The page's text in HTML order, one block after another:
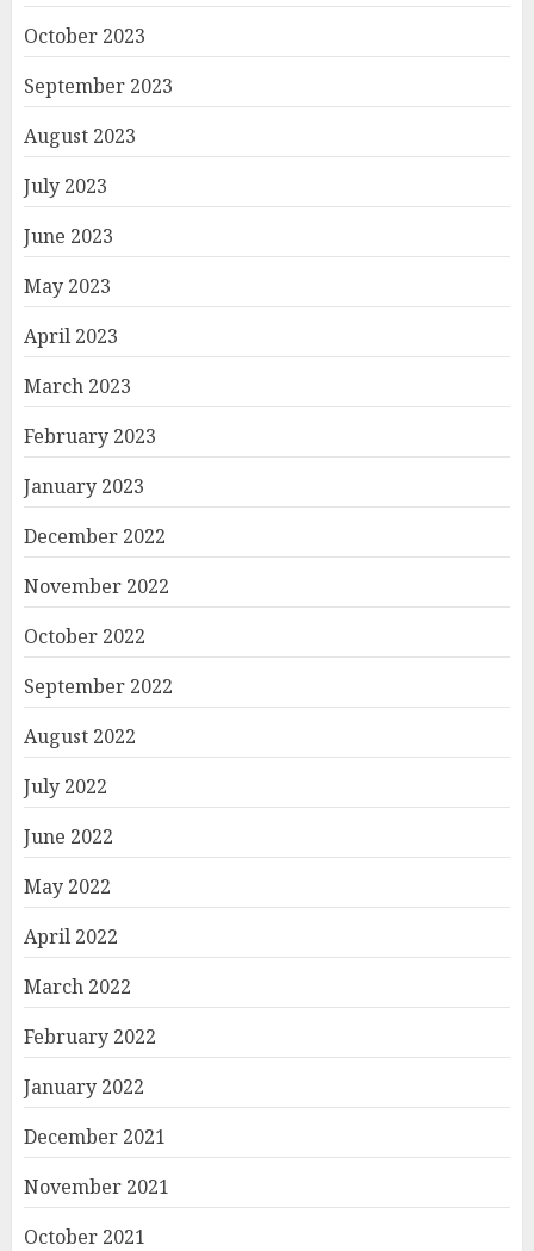
October 2023
September 2023
August 2023
July 2023
June 2023
May 2023
April 2023
March 2023
February 2023
January 2023
December 2022
November 2022
October 2022
September 2022
August 2022
July 2022
June 2022
May 2022
April 2022
March 2022
February 2022
January 2022
December 2021
November 2021
October 2021